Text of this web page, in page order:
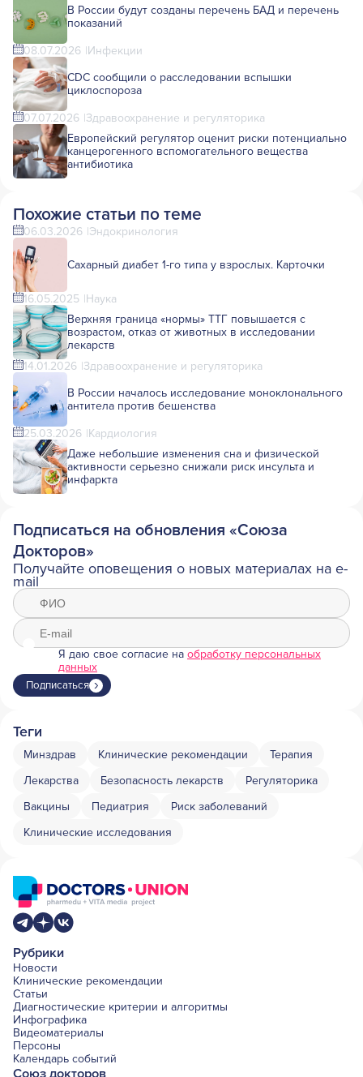
В России будут созданы перечень БАД и перечень
показаний
08.07.2026 Инфекции
CDC сообщили о расследовании вспышки
циклоспороза
07.07.2026 Здравоохранение и регуляторика
Европейский регулятор оценит риски потенциально
канцерогенного вспомогательного вещества
антибиотика
Похожие статьи по теме
06.03.2026 Эндокринология
Сахарный диабет 1-го типа у взрослых. Карточки
16.05.2025 Наука
Верхняя граница «нормы» ТТГ повышается с
возрастом, отказ от животных в исследовании
лекарств
14.01.2026 Здравоохранение и регуляторика
В России началось исследование моноклонального
антитела против бешенства
25.03.2026 Кардиология
Даже небольшие изменения сна и физической
активности серьезно снижали риск инсульта и
инфаркта
Подписаться на обновления «Союза
Докторов»
Получайте оповещения о новых материалах на e-
mail
Я даю свое согласие на обработку персональных
данных
Подписаться
Теги
Минздрав Клинические рекомендации
Терапия
Лекарства
Безопасность лекарств
Регуляторика
Вакцины
Педиатрия
Риск заболеваний
Клинические исследования
Рубрики
Новости
Клинические рекомендации
Статьи
Диагностические критерии и алгоритмы
Инфографика
Видеоматериалы
Персоны
Календарь событий